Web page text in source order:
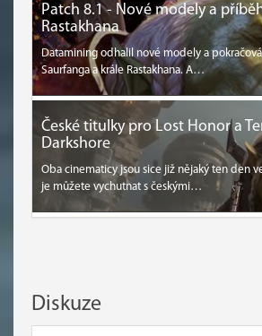
Patch 8.1 - Nové modely a
Rastakhana
Datamining odhalil nové modely a
Saurfanga a krále Rastakhana. A…
České titulky pro Lost Honor a
Darkshore
Oba cinematicy jsou sice již nějaký ten den
je můžete vychutnat s českými…
Diskuze